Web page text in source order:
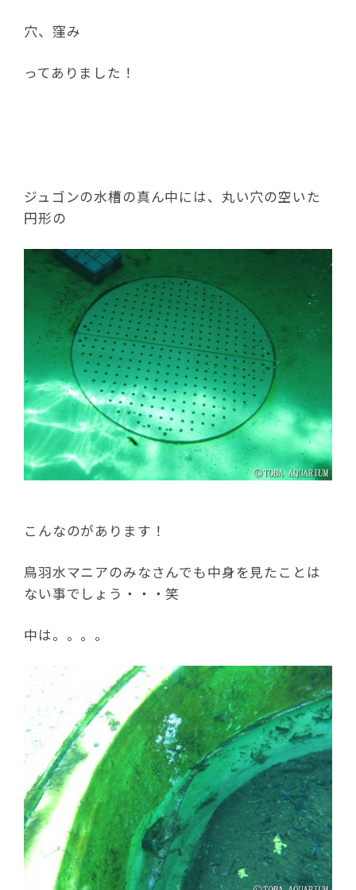
穴、窪み
ってありました！
ジュゴンの水槽の真ん中には、丸い穴の空いた
円形の
こんなのがあります！
鳥羽水マニアのみなさんでも中身を見たことは
ない事でしょう・・・笑
中は。。。。